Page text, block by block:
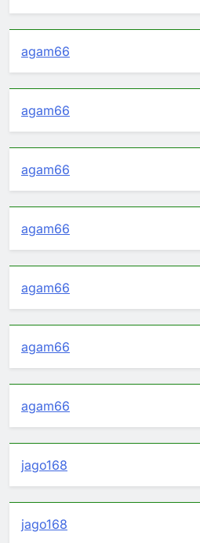
agam66
agam66
agam66
agam66
agam66
agam66
agam66
jago168
jago168